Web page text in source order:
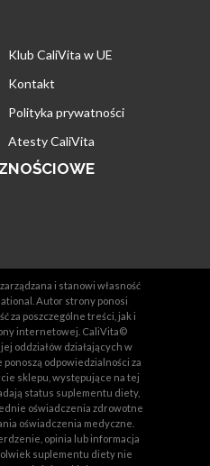
Klub CaliVita w UE
Kontakt
Polityka prywatności
Atesty CaliVita
i stanowi własność
Autor strony ponosi
za poszczególne treści, jak i
internetowej. CaliVita©
oddziałów działających w
odpowiedzialności za
sklepu, występujące na tej
status suplementu diety,
oświadczenia zdrowotne
oświadczenia medyczne.
opinia lub informacja
suplementu diety nie